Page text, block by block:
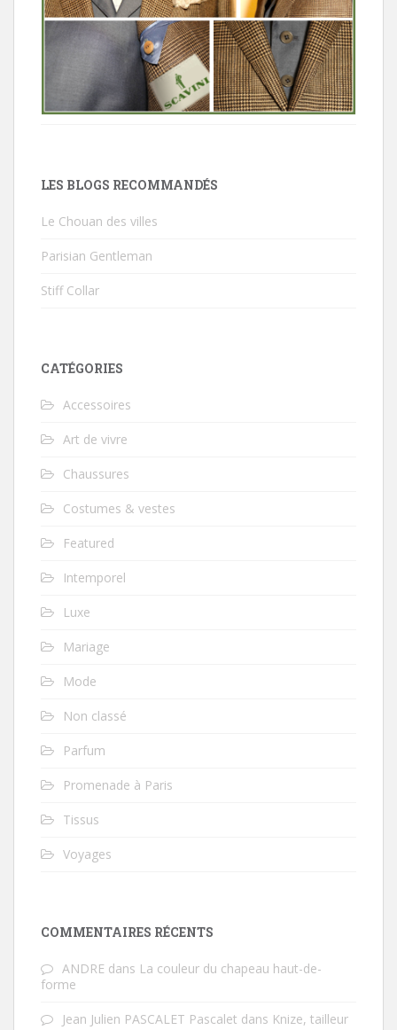
LES BLOGS RECOMMANDÉS
Le Chouan des villes
Parisian Gentleman
Stiff Collar
CATÉGORIES
Accessoires
Art de vivre
Chaussures
Costumes & vestes
Featured
Intemporel
Luxe
Mariage
Mode
Non classé
Parfum
Promenade à Paris
Tissus
Voyages
COMMENTAIRES RÉCENTS
ANDRE dans La couleur du chapeau haut-de-
forme
Jean Julien PASCALET Pascalet dans Knize, tailleur